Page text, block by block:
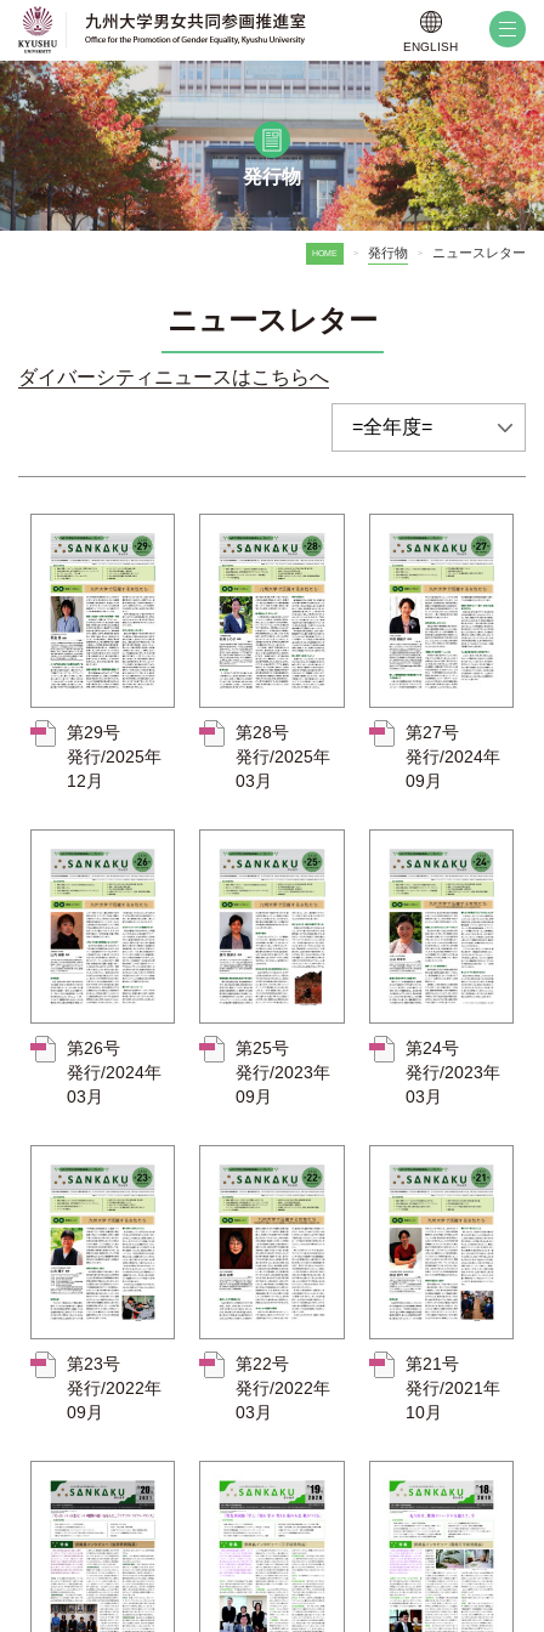
ENGLISH
発行物
HOME > 発行物 > ニュースレター
ニュースレター
ダイバーシティニュースはこちらへ
第29号
発行/2025年
12月
第28号
発行/2025年
03月
第27号
発行/2024年
09月
第26号
発行/2024年
03月
第25号
発行/2023年
09月
第24号
発行/2023年
03月
第23号
発行/2022年
09月
第22号
発行/2022年
03月
第21号
発行/2021年
10月